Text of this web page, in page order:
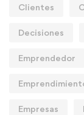
Clientes
Decisiones
Emprendedor
Empresas